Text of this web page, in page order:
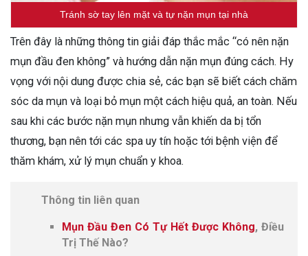
Tránh sờ tay lên mặt và tự nặn mụn tại nhà
Trên đây là những thông tin giải đáp thắc mắc “có nên nặn
mụn đầu đen không” và hướng dẫn nặn mụn đúng cách. Hy
vọng với nội dung được chia sẻ, các bạn sẽ biết cách chăm
sóc da mụn và loại bỏ mụn một cách hiệu quả, an toàn. Nếu
sau khi các bước nặn mụn nhưng vẫn khiến da bị tổn
thương, bạn nên tới các spa uy tín hoặc tới bệnh viện để
thăm khám, xử lý mụn chuẩn y khoa.
Thông tin liên quan
Mụn Đầu Đen Có Tự Hết Được Không, Điều
Trị Thế Nào?